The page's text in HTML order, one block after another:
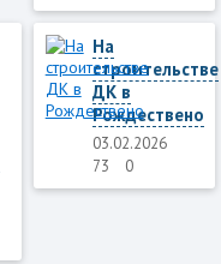
На
строительстве
ДК в
Рождествено
03.02.2026
73
0